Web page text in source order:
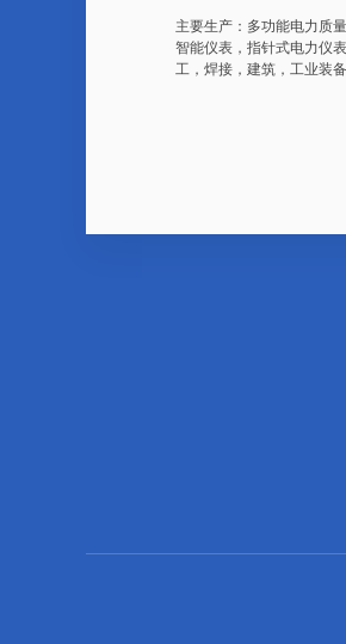
主要生产：多功能电力质
智能仪表，指针式电力仪
工，焊接，建筑，工业装